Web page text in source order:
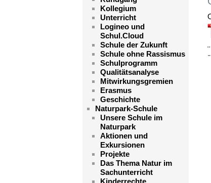
-
Kollegium
Unterricht
Logineo und
Schul.Cloud
Schule der Zukunft
Schule ohne Rassismus
Schulprogramm
Qualitätsanalyse
Mitwirkungsgremien
Erasmus
Geschichte
Naturpark-Schule
Unsere Schule im
Naturpark
Aktionen und
Exkursionen
Projekte
Das Thema Natur im
Sachunterricht